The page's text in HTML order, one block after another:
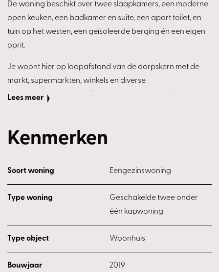
De woning beschikt over twee slaapkamers, een moderne
open keuken, een badkamer en suite, een apart toilet, en
tuin op het westen, een geïsoleerde berging én een eigen
oprit.
Je woont hier op loopafstand van de dorpskern met de
markt, supermarkten, winkels en diverse
horecagelegenheden. Ook de bereikbaarheid is goed:
uitvalswegen liggen op korte afstand. Dagelijkse
Begane grond:
Via de verzorgde voortuin bereik je de entree van de
onder andere de omvormer van de zonnepanelen, de cv-
vloerverwarming, een praktische kast met aansluitingen
Lees meer
Kenmerken
Soort woning Eengezinswoning
Type woning
Geschakelde twee onder
één kapwoning
Type object Woonhuis
Bouwjaar 2019